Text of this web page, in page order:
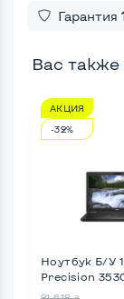
Гарантия
Вас
АКЦИЯ
-32%
Ноутбук Б/У
Precision
21 618